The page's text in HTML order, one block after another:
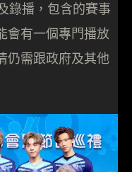
錄播，包含的賽事
會有一個專門播放
仍需跟政府及其他